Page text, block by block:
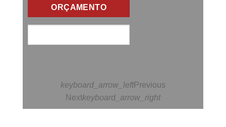
ORÇAMENTO
keyboard_arrow_leftPrevious
Nextkeyboard_arrow_right